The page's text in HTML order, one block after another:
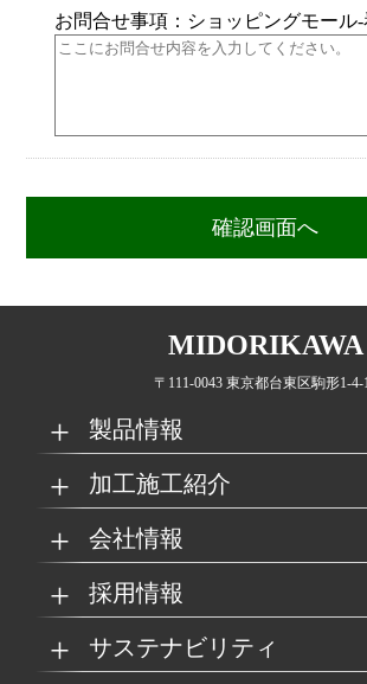
お問合せ事項：ショッピングモール
MIDORIKAWA
〒111-0043 東京都台東区駒形1-4-
製品情報
MKブランド製品 新商
取扱製品情報
加工施工紹介
グループの総合力 乗
工場
会社情報
会社概要 経
採用情報
マイナビ採用ページ
サステナビリティ